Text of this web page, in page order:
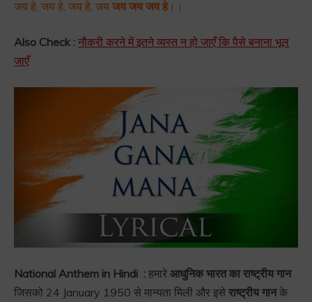
जय हे, जय हे, जय हे, जय जय जय जय हे।।
Also Check : नौकरी करने में इतने व्यस्त न हो जाएँ कि पैसे बनाना भूल
जाएँ
National Anthem in Hindi : हमारे आधुनिक भारत का राष्ट्रीय गान
जिसको 24 January 1950 से मान्यता मिली और इसे राष्ट्रीय गानके